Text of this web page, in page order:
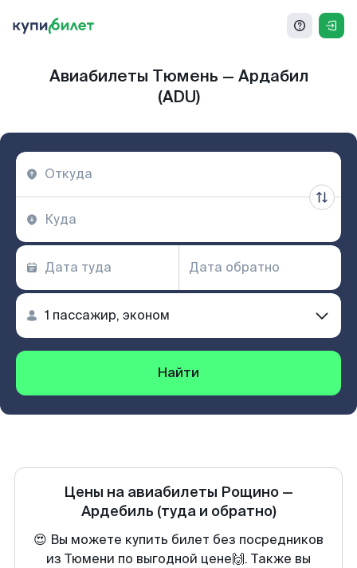
Авиабилеты Тюмень — Ардабил
(ADU)
Найти
Цены на авиабилеты Рощино —
Ардебиль (туда и обратно)
😍 Вы можете купить билет без посредников
из Тюмени по выгодной цене🙌. Также вы